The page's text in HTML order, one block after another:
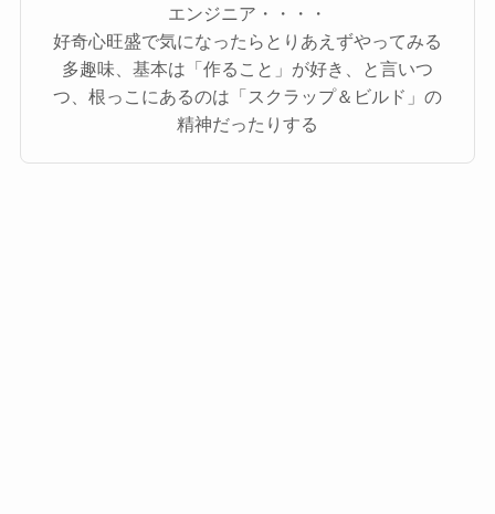
エンジニア・・・・
好奇心旺盛で気になったらとりあえずやってみる
多趣味、基本は「作ること」が好き、と言いつ
つ、根っこにあるのは「スクラップ＆ビルド」の
精神だったりする